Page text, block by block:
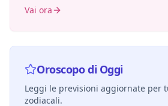
Vai ora
Oroscopo di Oggi
Leggi le previsioni aggiornate per
zodiacali.